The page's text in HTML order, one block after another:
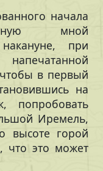
начала
мной
при
в первый
на
попробовать
Иремель,
высоте горой
что это может